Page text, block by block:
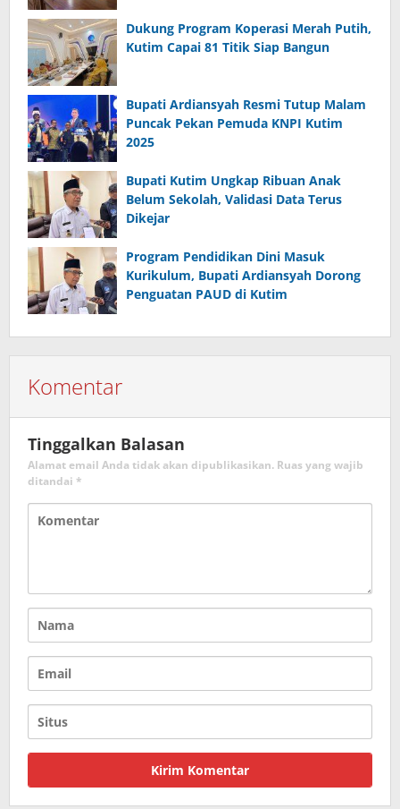
Dukung Program Koperasi Merah Putih,
Kutim Capai 81 Titik Siap Bangun
Bupati Ardiansyah Resmi Tutup Malam
Puncak Pekan Pemuda KNPI Kutim
2025
Bupati Kutim Ungkap Ribuan Anak
Belum Sekolah, Validasi Data Terus
Dikejar
Program Pendidikan Dini Masuk
Kurikulum, Bupati Ardiansyah Dorong
Penguatan PAUD di Kutim
Komentar
Tinggalkan Balasan
Alamat email Anda tidak akan dipublikasikan. Ruas yang wajib
ditandai *